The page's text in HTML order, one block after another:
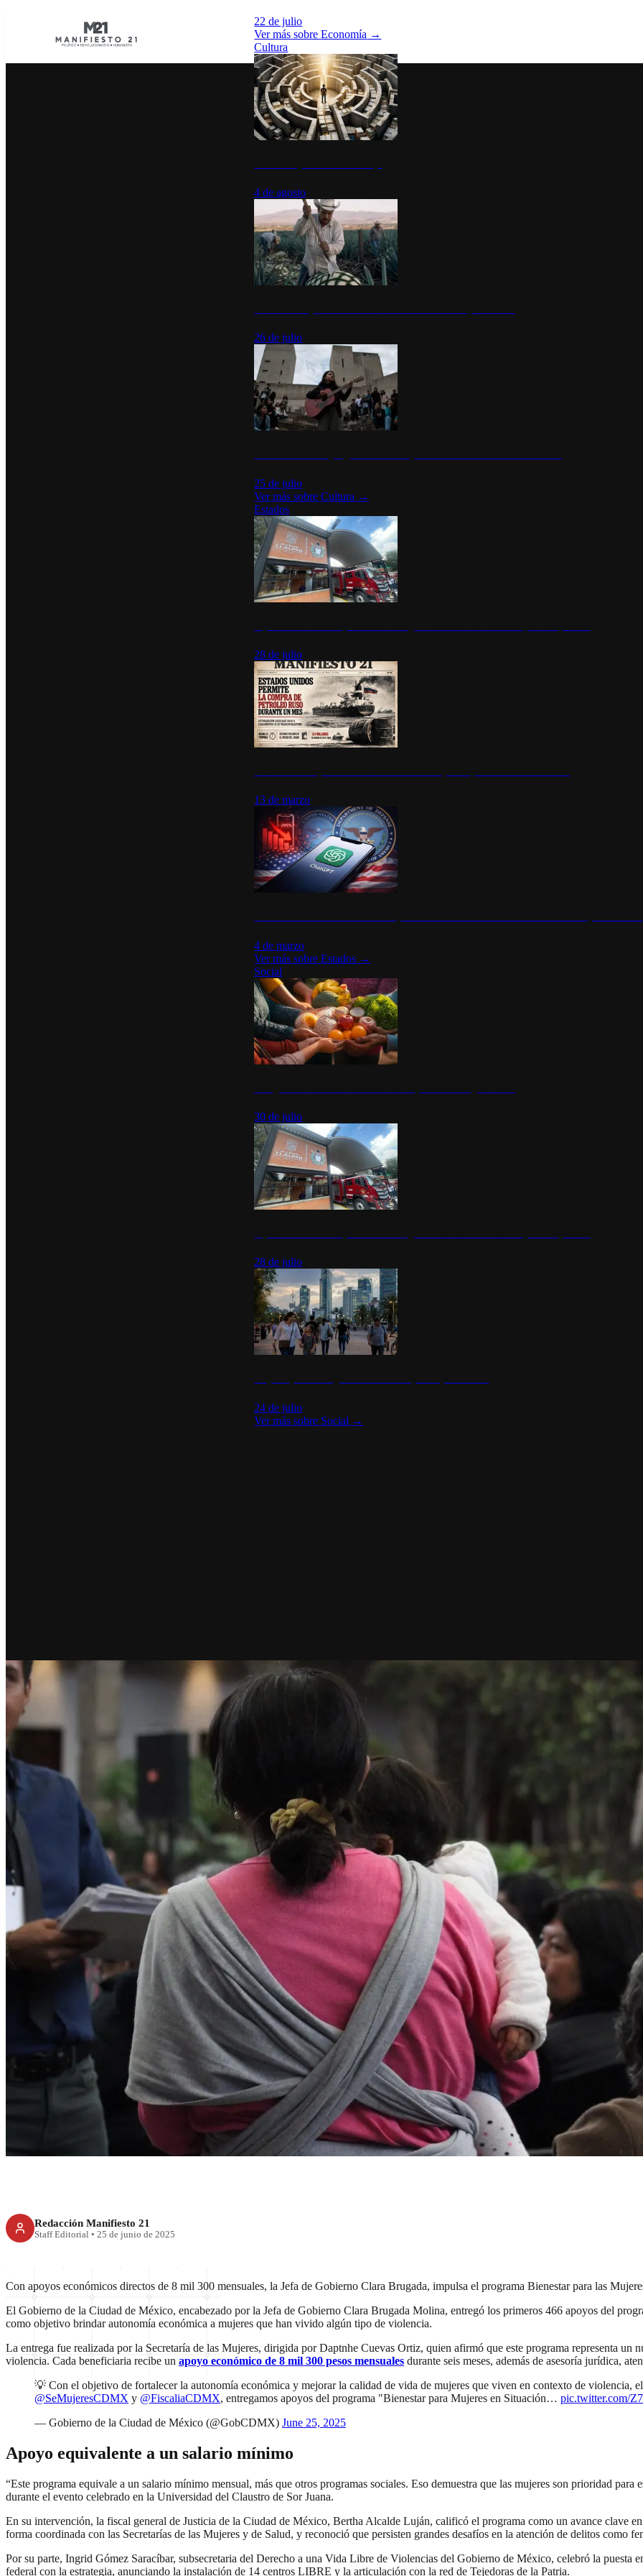
22 de julio
Ver más sobreEconomía →
Cultura
4 de agosto
26 de julio
25 de julio
Ver más sobreCultura →
Estados
28 de julio
13 de marzo
4 de marzo
Ver más sobreEstados →
Social
30 de julio
28 de julio
24 de julio
Ver más sobre Social →
CDMX
CDMX brinda apoyo económico a
mujeres en situación de violencia
Redacción Manifiesto 21
Staff Editorial • 25 de junio de 2025
Con apoyos económicos directos de 8 mil 300 mensuales, la Jefa de Gobierno Clara Brugada, impulsa el programa Bienestar para las
El Gobierno de la Ciudad de México, encabezado por la Jefa de Gobierno Clara Brugada Molina, entregó los primeros 466 apoyos del
como objetivo brindar autonomía económica a mujeres que han vivido algún tipo de violencia.
La entrega fue realizada por la Secretaría de las Mujeres, dirigida por Daptnhe Cuevas Ortiz, quien afirmó que este programa representa
violencia. Cada beneficiaria recibe un apoyo económico de 8 mil 300 pesos mensuales durante seis meses, además de asesoría jurídica,
💡 Con el objetivo de fortalecer la autonomía económica y mejorar la calidad de vida de mujeres que viven en contexto de violencia,
@SeMujeresCDMX y @FiscaliaCDMX, entregamos apoyos del programa "Bienestar para Mujeres en Situación… pic.twitter.com/
— Gobierno de la Ciudad de México (@GobCDMX) June 25, 2025
Apoyo equivalente a un salario mínimo
“Este programa equivale a un salario mínimo mensual, más que otros programas sociales. Eso demuestra que las mujeres son prioridad
durante el evento celebrado en la Universidad del Claustro de Sor Juana.
En su intervención, la fiscal general de Justicia de la Ciudad de México, Bertha Alcalde Luján, calificó el programa como un avance clave
forma coordinada con las Secretarías de las Mujeres y de Salud, y reconoció que persisten grandes desafíos en la atención de delitos como
Por su parte, Ingrid Gómez Saracíbar, subsecretaria del Derecho a una Vida Libre de Violencias del Gobierno de México, celebró la puesta
federal con la estrategia, anunciando la instalación de 14 centros LIBRE y la articulación con la red de Tejedoras de la Patria.